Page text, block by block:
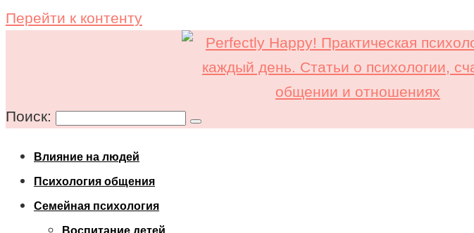
Перейти к контенту
Поиск:
Влияние на людей
Психология общения
Семейная психология
Воспитание детей